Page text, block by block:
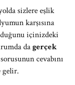
sizlere eşlik
karşısına
içinizdeki
dagerçek
sorusunun cevabını
gelir.